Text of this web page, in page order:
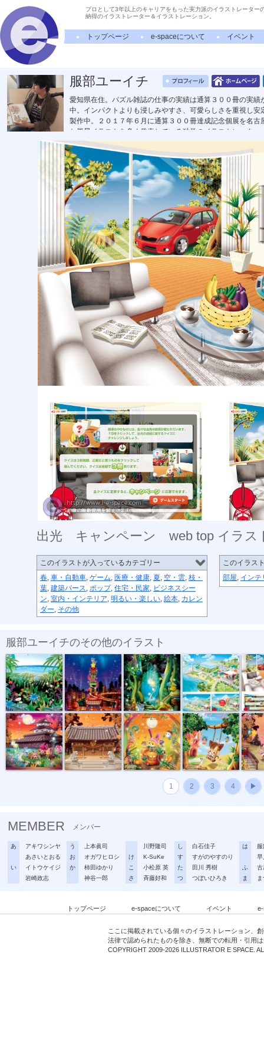
プロとして3年以上のキャリアをもった実力派のイラストレーター
納得のイラストレーター＆イラストレーション。
トップページ e-spaceについて イベント
服部ユーイチ
愛知県在住。パズル雑誌の仕事の実績は通算３００冊の実
中。インパクトよりも浸しみやすさ、可愛らしさを重視し
製作中。２０１７年６月に通算３００冊達成記念個展を名
た風景イラストを多く発表している独学のイラストレータ
トに採用。2012年中日ドラゴンズファン感謝デーのポスタ
ットキャラクターかつなりくんのデザイン全般。長久手市
ニケーションアート専門学校講師。
出光 キャンペーン web top イラス
このイラストが入っているカテゴリー
春, 車・自動車, ゲーム, 医療・健康, 夏, 空・雲, 枝・
葉, 建築パース, ポップ, 住宅・民家, ビジネスシー
ン, 室内・インテリア, 明るい・楽しい, 絵本, カレン
ダー, その他
このイラス
部屋, インテ
服部ユーイチのその他のイラスト
ジャングル special night 誕生
中秋の名月 神社修繕記念... 地域情報誌 ... ゲーム 地域
1 2 3 4 ▶
MEMBER メンバー
あ
アキワシンヤ
あさいとおる
い
イトウケイジ
岩崎政志
う
上本眞司
お
オガワヒロシ
か
柿田ゆかり
神谷一郎
川野隆司
け
K-SuKe
こ
小松原 英
さ
斉藤好和
し
白石佳子
す
すがのやすのり
た
田川 秀樹
つ
つぼいひろき
は
早
ふ
古
ま
トップページ e-spaceについて イベント
ここに掲載されている個々のイラストレーション、
法律で認められたものを除き、無断での転用・引用
COPYRIGHT 2009-2026 ILLUSTRATOR E SPACE.